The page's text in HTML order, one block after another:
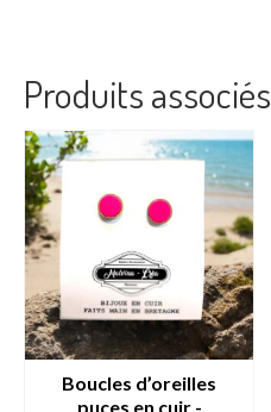
Produits associés
Boucles d’oreilles
puces en cuir -